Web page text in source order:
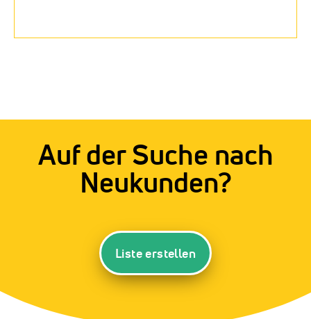
Auf der Suche nach
Neukunden?
Liste erstellen